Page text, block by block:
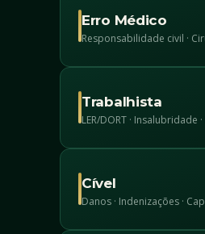
Erro Médico
Responsabilidade civil ·
Trabalhista
LER/DORT · Insalubridade
Cível
Danos · Indenizações ·